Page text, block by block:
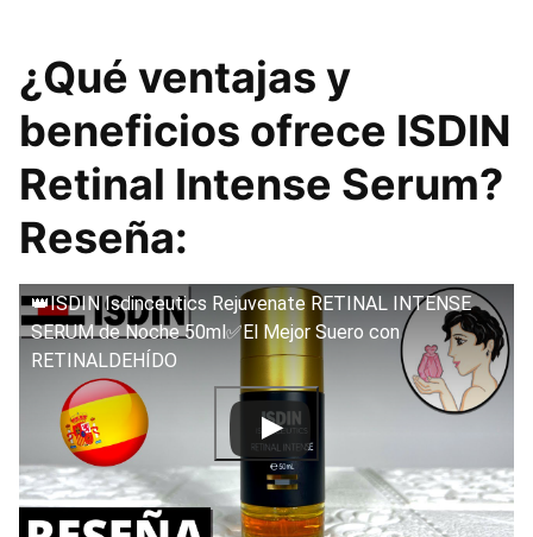
¿Qué ventajas y
beneficios ofrece ISDIN
Retinal Intense Serum?
Reseña:
👑ISDIN Isdinceutics Rejuvenate RETINAL INTENSE
SERUM de Noche 50ml✅El Mejor Suero con
RETINALDEHÍDO